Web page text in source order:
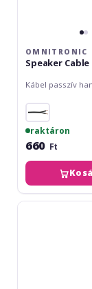
OMNITRONIC
Speaker Cable
Kábel passzív
raktáron
660 Ft
Adam